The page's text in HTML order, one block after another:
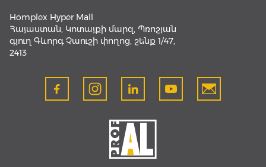
Homplex Hyper Mall
Հայաստան, Կոտայքի մարզ, Պռոշյան
գյուղ Գևորգ Չաուշի փողոց, շենք 1/47,
2413